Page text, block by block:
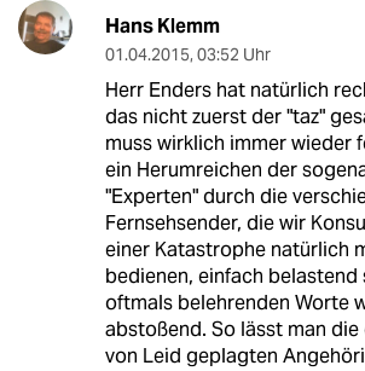
Hans Klemm
01.04.2015, 03:52 Uhr
Herr Enders hat natürlich
das nicht zuerst der "taz"
muss wirklich immer wieder
ein Herumreichen der
"Experten" durch die
Fernsehsender, die wir
einer Katastrophe natürlich
bedienen, einfach belastend
oftmals belehrenden Worte
abstoßend. So lässt man die
von Leid geplagten